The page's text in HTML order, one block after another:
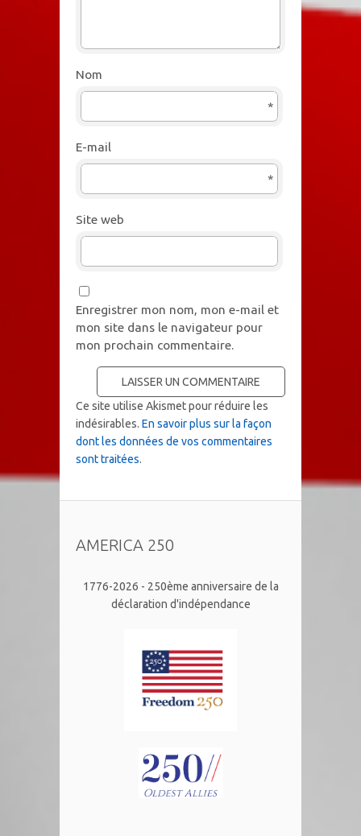
Nom
*
E-mail
*
Site web
Enregistrer mon nom, mon e-mail et
mon site dans le navigateur pour
mon prochain commentaire.
Ce site utilise Akismet pour réduire les
indésirables. En savoir plus sur la façon
dont les données de vos commentaires
sont traitées.
AMERICA 250
1776-2026 - 250ème anniversaire de la
déclaration d'indépendance